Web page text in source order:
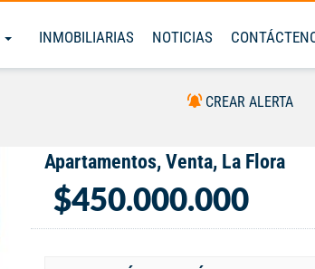
INMOBILIARIAS NOTICIAS
CREAR ALERTA
Apartamentos, Venta, La Flora
$450.000.000